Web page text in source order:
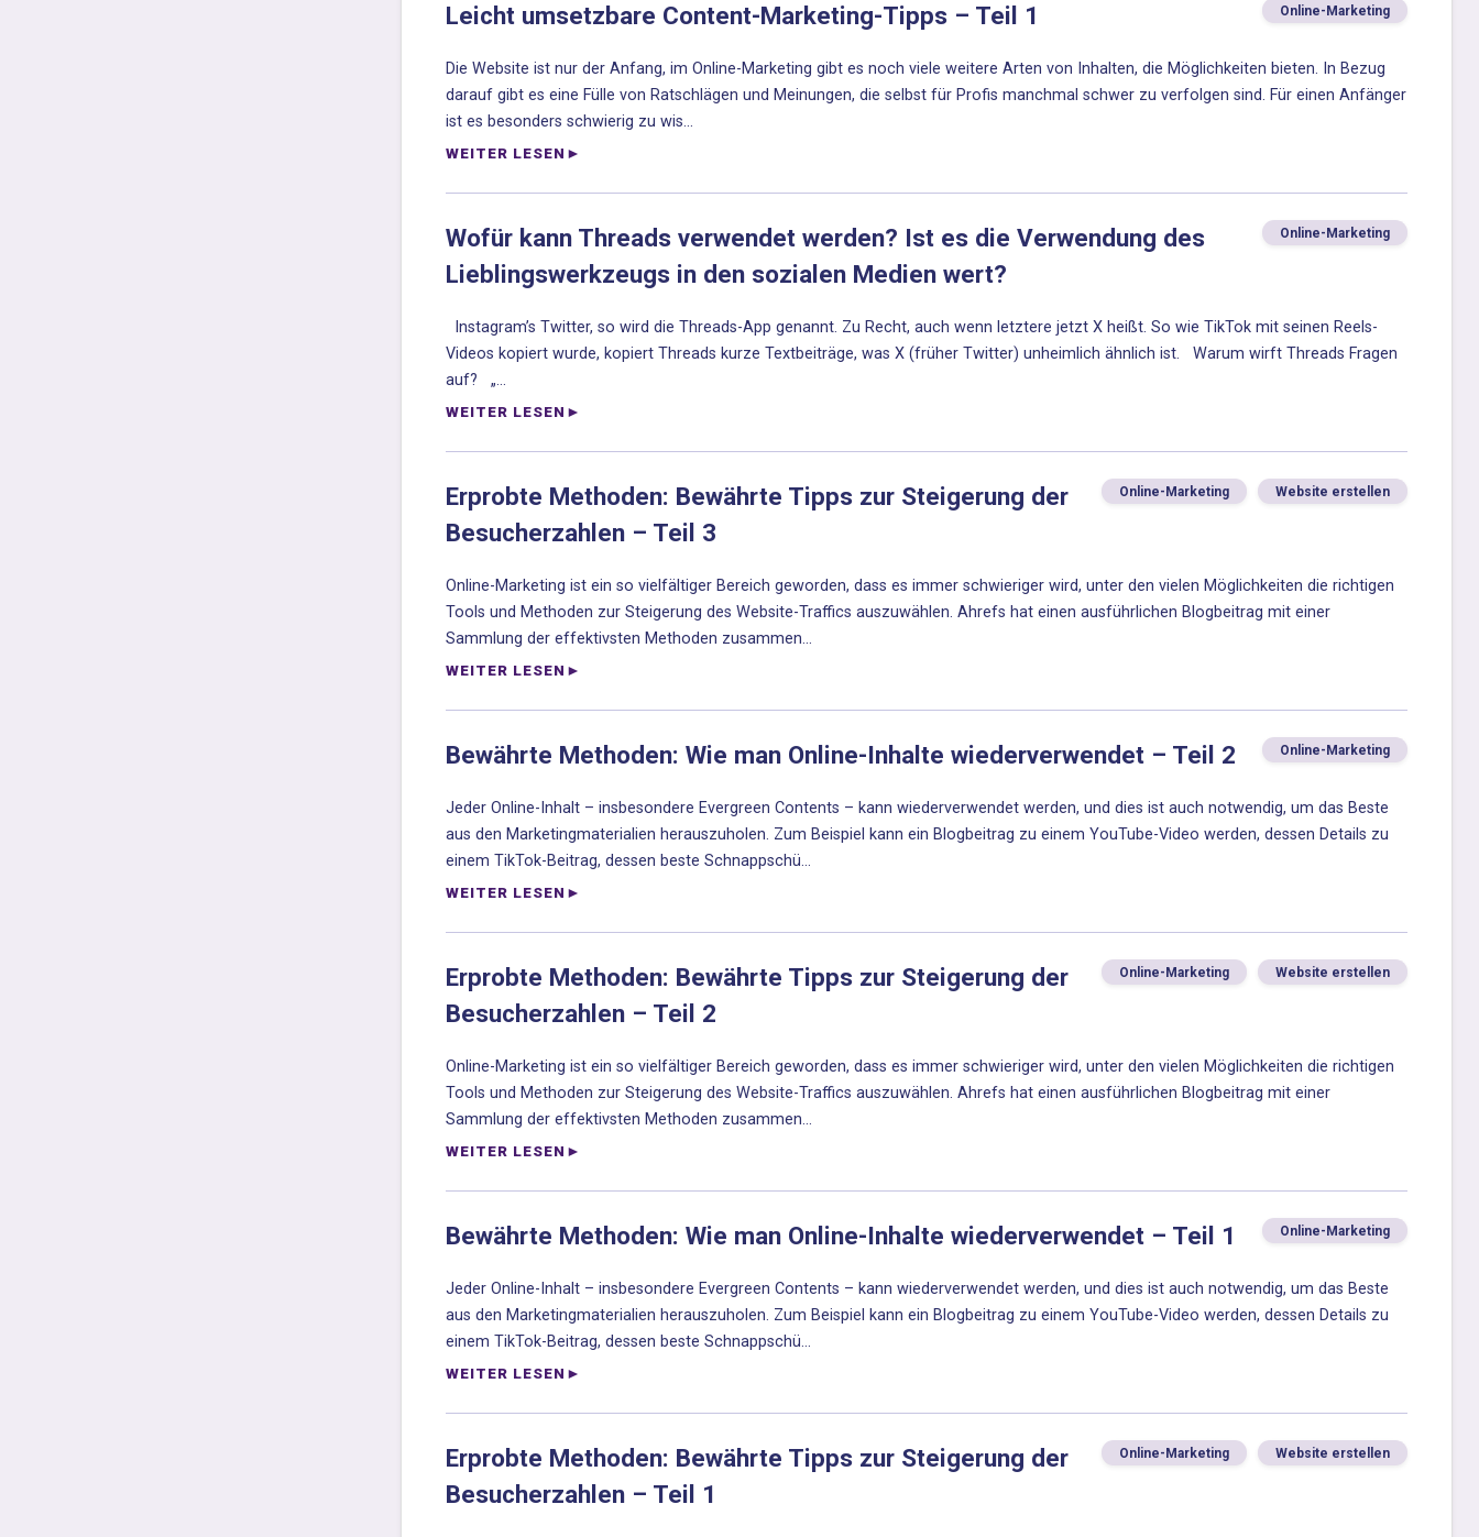
Leicht umsetzbare Content-Marketing-Tipps – Teil 1 Online-Marketing
Die Website ist nur der Anfang, im Online-Marketing gibt es noch viele weitere Arten von Inhalten, die Möglichkeiten bieten. In Bezug
darauf gibt es eine Fülle von Ratschlägen und Meinungen, die selbst für Profis manchmal schwer zu verfolgen sind. Für einen Anfänger
ist es besonders schwierig zu wis...
WEITER LESEN
Wofür kann Threads verwendet werden? Ist es die Verwendung des
Lieblingswerkzeugs in den sozialen Medien wert?
Online-Marketing
Instagram’s Twitter, so wird die Threads-App genannt. Zu Recht, auch wenn letztere jetzt X heißt. So wie TikTok mit seinen Reels-
Videos kopiert wurde, kopiert Threads kurze Textbeiträge, was X (früher Twitter) unheimlich ähnlich ist. Warum wirft Threads Fragen
auf? „...
WEITER LESEN
Erprobte Methoden: Bewährte Tipps zur Steigerung der
Besucherzahlen – Teil 3
Online-Marketing Website erstellen
Online-Marketing ist ein so vielfältiger Bereich geworden, dass es immer schwieriger wird, unter den vielen Möglichkeiten die richtigen
Tools und Methoden zur Steigerung des Website-Traffics auszuwählen. Ahrefs hat einen ausführlichen Blogbeitrag mit einer
Sammlung der effektivsten Methoden zusammen...
WEITER LESEN
Bewährte Methoden: Wie man Online-Inhalte wiederverwendet – Teil 2 Online-Marketing
Jeder Online-Inhalt – insbesondere Evergreen Contents – kann wiederverwendet werden, und dies ist auch notwendig, um das Beste
aus den Marketingmaterialien herauszuholen. Zum Beispiel kann ein Blogbeitrag zu einem YouTube-Video werden, dessen Details zu
einem TikTok-Beitrag, dessen beste Schnappschü...
WEITER LESEN
Erprobte Methoden: Bewährte Tipps zur Steigerung der
Besucherzahlen – Teil 2
Online-Marketing Website erstellen
Online-Marketing ist ein so vielfältiger Bereich geworden, dass es immer schwieriger wird, unter den vielen Möglichkeiten die richtigen
Tools und Methoden zur Steigerung des Website-Traffics auszuwählen. Ahrefs hat einen ausführlichen Blogbeitrag mit einer
Sammlung der effektivsten Methoden zusammen...
WEITER LESEN
Bewährte Methoden: Wie man Online-Inhalte wiederverwendet – Teil 1 Online-Marketing
Jeder Online-Inhalt – insbesondere Evergreen Contents – kann wiederverwendet werden, und dies ist auch notwendig, um das Beste
aus den Marketingmaterialien herauszuholen. Zum Beispiel kann ein Blogbeitrag zu einem YouTube-Video werden, dessen Details zu
einem TikTok-Beitrag, dessen beste Schnappschü...
WEITER LESEN
Erprobte Methoden: Bewährte Tipps zur Steigerung der
Besucherzahlen – Teil 1
Online-Marketing Website erstellen